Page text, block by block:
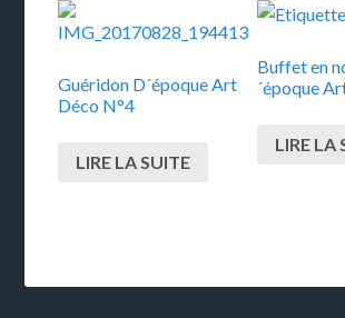
Guéridon D´époque Art
Déco N°4
LIRE LA SUITE
Buffet en
´époque
LIRE LA